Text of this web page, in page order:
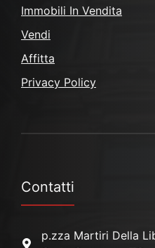
Immobili In Vendita
Vendi
Affitta
Privacy Policy
Contatti
p.zza Martiri Della